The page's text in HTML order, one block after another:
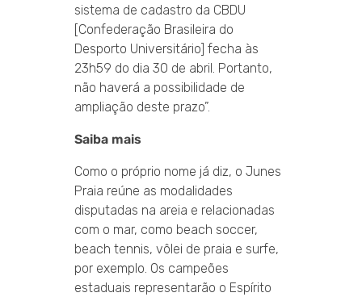
sistema de cadastro da CBDU
[Confederação Brasileira do
Desporto Universitário] fecha às
23h59 do dia 30 de abril. Portanto,
não haverá a possibilidade de
ampliação deste prazo”.
Saiba mais
Como o próprio nome já diz, o Junes
Praia reúne as modalidades
disputadas na areia e relacionadas
com o mar, como beach soccer,
beach tennis, vôlei de praia e surfe,
por exemplo. Os campeões
estaduais representarão o Espírito